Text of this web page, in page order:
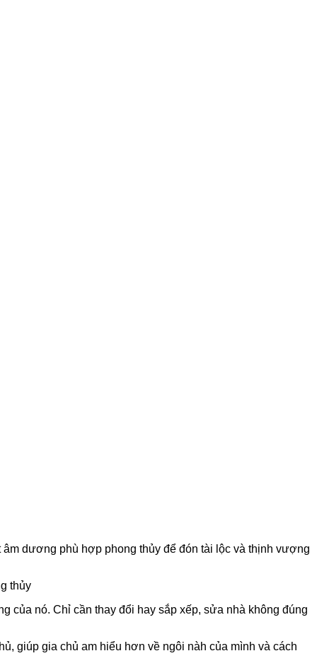
dương phù hợp phong thủy để đón tài lộc và thịnh vượng
của nó. Chỉ cần thay đổi hay sắp xếp, sửa nhà không đúng
giúp gia chủ am hiểu hơn về ngôi nàh của mình và cách